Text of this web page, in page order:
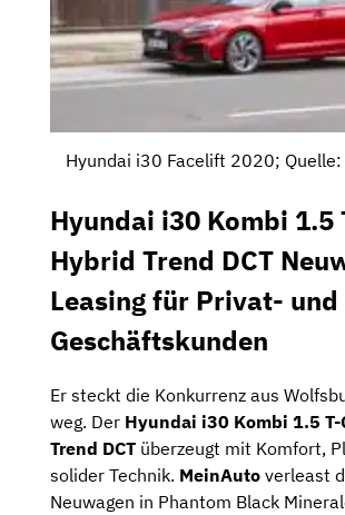
Hyundai i30 Facelift 2020;
Hyundai i30 Kombi 1.5
Hybrid Trend DCT
Leasing für Privat- und
Geschäftskunden
Er steckt die Konkurrenz aus
weg. Der Hyundai i30 Kombi 1.5
Trend DCT überzeugt mit Komfort,
solider Technik. MeinAuto verleast
Neuwagen in Phantom Black